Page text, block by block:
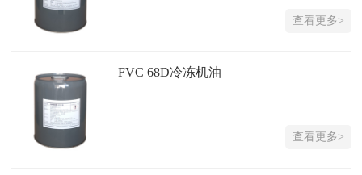
查看更多>
FVC 68D冷冻机油
查看更多>